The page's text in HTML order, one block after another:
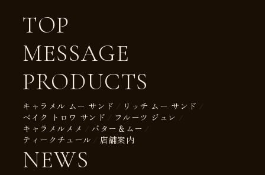
TOP
MESSAGE
PRODUCTS
キャラメル ムー サンド
リッチ ムー サンド
ベイク トロワ サンド
フルーツ ジュレ
キャラメルメメ
バター＆ムー
ティークチュール
店舗案内
NEWS